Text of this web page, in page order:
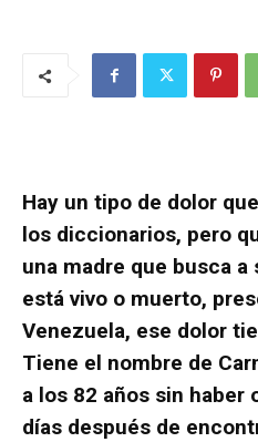
Hay un tipo de dolor
los diccionarios, pero
una madre que busca
está vivo o muerto,
Venezuela, ese dolor
Tiene el nombre de
a los 82 años sin
días después de